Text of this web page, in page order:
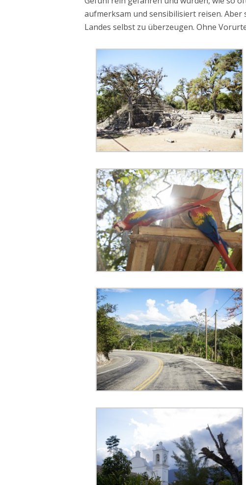
aufmerksam und sensibilisiert reisen. Aber
Landes selbst zu überzeugen. Ohne